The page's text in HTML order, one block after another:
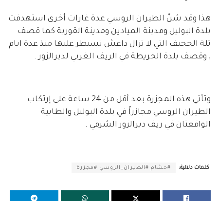
هذا وقد شنّ الطيران الروسي عدة غارات أخرى استهدفت
بلدة البوليل ومدينة الميادين ومدينة القورية كما قصف
تلة الحجيف التي لا تزال داعش تسيطر عليها منذ عدة ايام
, وقصف بلدة الخريطة في الريف الغربي لديرالزور .
وتأتي هذه المجزرة بعد أقل من 24 ساعة على إرتكاب
الطيران الروسي مجازراً في بلدة البوليل والطابية
الواقعتان في ريف ديرالزور الشرقي .
كلمات دلالية: #حشام #الطيران_الروسي #مجزرة